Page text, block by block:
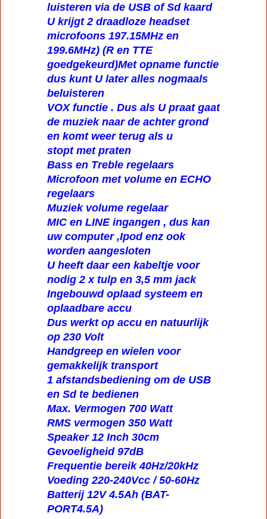
luisteren via de USB of Sd kaard
U krijgt 2 draadloze headset
microfoons 197.15MHz en
199.6MHz) (R en TTE
goedgekeurd)Met opname functie
dus kunt U later alles nogmaals
beluisteren
VOX functie . Dus als U praat gaat
de muziek naar de achter grond
en komt weer terug als u
stopt met praten
Bass en Treble regelaars
Microfoon met volume en ECHO
regelaars
Muziek volume regelaar
MIC en LINE ingangen , dus kan
uw computer ,Ipod enz ook
worden aangesloten
U heeft daar een kabeltje voor
nodig 2 x tulp en 3,5 mm jack
Ingebouwd oplaad systeem en
oplaadbare accu
Dus werkt op accu en natuurlijk
op 230 Volt
Handgreep en wielen voor
gemakkelijk transport
1 afstandsbediening om de USB
en Sd te bedienen
Max. Vermogen 700 Watt
RMS vermogen 350 Watt
Speaker 12 Inch 30cm
Gevoeligheid 97dB
Frequentie bereik 40Hz/20kHz
Voeding 220-240Vcc / 50-60Hz
Batterij 12V 4.5Ah (BAT-
PORT4.5A)